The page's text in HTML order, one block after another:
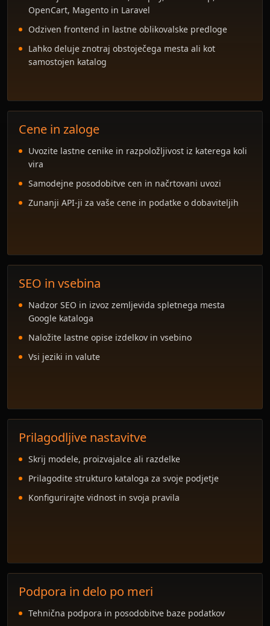
OpenCart, Magento in Laravel
Odziven frontend in lastne oblikovalske predloge
Lahko deluje znotraj obstoječega mesta ali kot
samostojen katalog
Cene in zaloge
Uvozite lastne cenike in razpoložljivost iz katerega koli
vira
Samodejne posodobitve cen in načrtovani uvozi
Zunanji API-ji za vaše cene in podatke o dobaviteljih
SEO in vsebina
Nadzor SEO in izvoz zemljevida spletnega mesta
Google kataloga
Naložite lastne opise izdelkov in vsebino
Vsi jeziki in valute
Prilagodljive nastavitve
Skrij modele, proizvajalce ali razdelke
Prilagodite strukturo kataloga za svoje podjetje
Konfigurirajte vidnost in svoja pravila
Podpora in delo po meri
Tehnična podpora in posodobitve baze podatkov